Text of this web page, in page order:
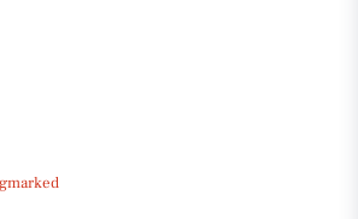
er solgt for 1.830.000 - se køberen og 2